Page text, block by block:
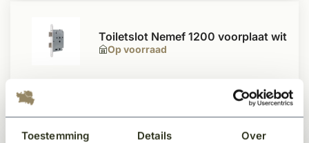
Toestemming Details Over
Op voorraad
Toiletslot Nemef 1200 voorplaat wit
18,50